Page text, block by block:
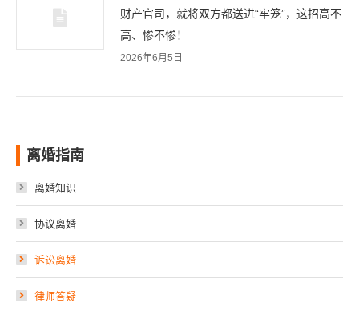
财产官司，就将双方都送进“牢笼”，这招高不
高、惨不惨！
2026年6月5日
离婚指南
离婚知识
协议离婚
诉讼离婚
律师答疑